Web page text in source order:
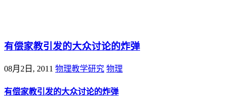
有偿家教引发的大众讨论的炸弹
08月2日, 2011 物理教学研究 物理
有偿家教引发的大众讨论的炸弹